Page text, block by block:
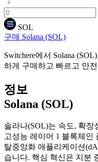
SOL
구매 Solana (SOL)
Switchere에서 Solana
하게 구매하고 빠르고 안
정보
Solana (SOL)
솔라나(SOL)는 속도, 확장
고성능 레이어 1 블록체인
탈중앙화 애플리케이션
습니다. 핵심 혁신은 지분